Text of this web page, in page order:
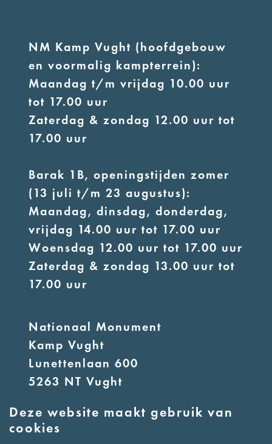
Deze website maakt gebruik van
cookies
NM Kamp Vught (hoofdgebouw
en voormalig kampterrein):
Maandag t/m vrijdag 10.00 uur
tot 17.00 uur
Zaterdag & zondag 12.00 uur tot
17.00 uur
Barak 1B, openingstijden zomer
(13 juli t/m 23 augustus):
Maandag, dinsdag, donderdag,
vrijdag 14.00 uur tot 17.00 uur
Woensdag 12.00 uur tot 17.00 uur
Zaterdag & zondag 13.00 uur tot
17.00 uur
Nationaal Monument
Kamp Vught
Lunettenlaan 600
5263 NT Vught
E:info@nmkampvught.nl